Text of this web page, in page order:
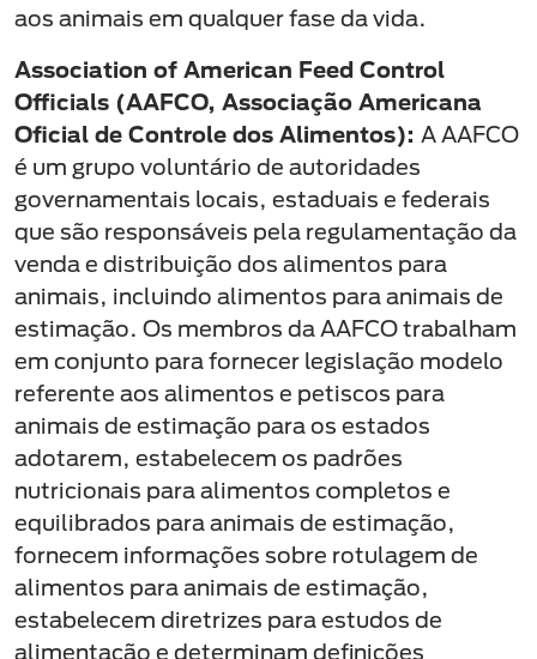
aos animais em qualquer fase da vida.
Association of American Feed Control
Officials (AAFCO, Associação Americana
Oficial de Controle dos Alimentos): A AAFCO
é um grupo voluntário de autoridades
governamentais locais, estaduais e federais
que são responsáveis pela regulamentação da
venda e distribuição dos alimentos para
animais, incluindo alimentos para animais de
estimação. Os membros da AAFCO trabalham
em conjunto para fornecer legislação modelo
referente aos alimentos e petiscos para
animais de estimação para os estados
adotarem, estabelecem os padrões
nutricionais para alimentos completos e
equilibrados para animais de estimação,
fornecem informações sobre rotulagem de
alimentos para animais de estimação,
estabelecem diretrizes para estudos de
alimentação e determinam definições